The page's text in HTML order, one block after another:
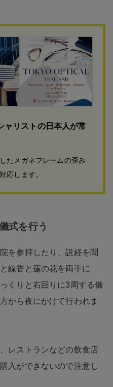
ャリストの日本人が常
たメガネフレームの歪み
応します。
式を行う
を参拝したり、説経を聞
線香と蓮の花を両手に
くりと右回りに3周する儀
から夜にかけて行われま
レストランなどの飲食店
入ができないので注意し